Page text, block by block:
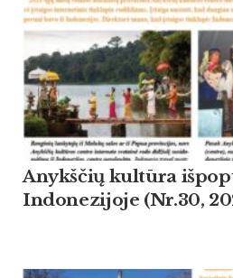
Anykščių kultūra
Indonezijoje (Nr.30,